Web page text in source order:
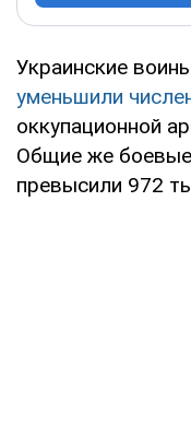
Украинские
уменьшили
оккупационной
Общие же
превысили 972